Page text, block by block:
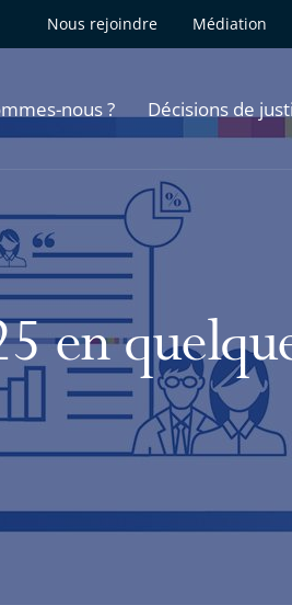
Nous rejoindre Médiation
nous ? Décisions de
en